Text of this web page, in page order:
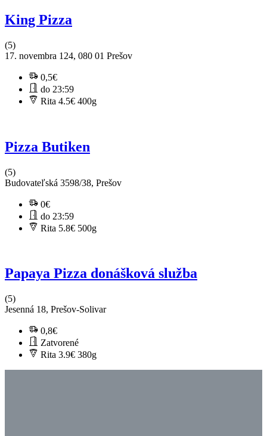
King Pizza
(5)
17. novembra 124, 080 01 Prešov
0,5€
do 23:59
Rita 4.5€ 400g
Pizza Butiken
(5)
Budovateľská 3598/38, Prešov
0€
do 23:59
Rita 5.8€ 500g
Papaya Pizza donášková služba
(5)
Jesenná 18, Prešov-Solivar
0,8€
Zatvorené
Rita 3.9€ 380g